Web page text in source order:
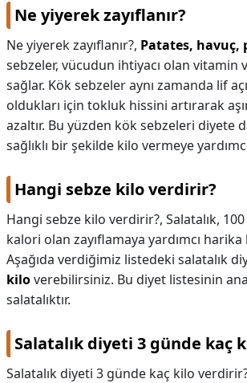
Ne yiyerek zayıflanır?
Ne yiyerek zayıflanır?, Patates, havuç,
sebzeler, vücudun ihtiyacı olan vitamin
sağlar. Kök sebzeler aynı zamanda lif
oldukları için tokluk hissini artırarak
azaltır. Bu yüzden kök sebzeleri diyete
sağlıklı bir şekilde kilo vermeye
Hangi sebze kilo verdirir?
Hangi sebze kilo verdirir?, Salatalık,
kalori olan zayıflamaya yardımcı
Aşağıda verdiğimiz listedeki salatalık
kiloverebilirsiniz. Bu diyet listesinin
salatalıktır.
Salatalık diyeti 3 günde kaç
Salatalık diyeti 3 günde kaç kilo